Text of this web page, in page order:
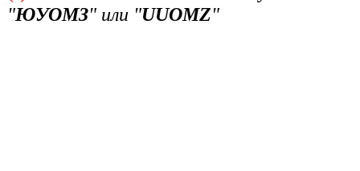
"ЮУОМЗ" или "UUOMZ"